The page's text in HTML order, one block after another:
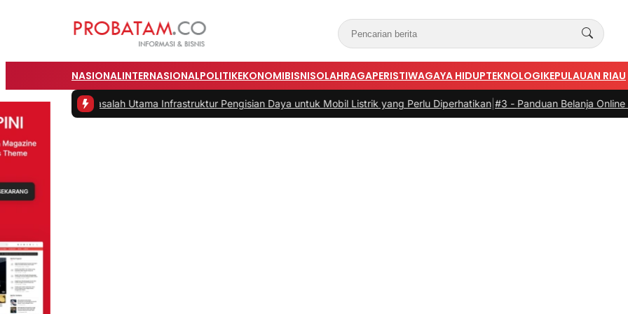
NASIONALINTERNASIONALPOLITIKEKONOMIBISNISOLAHRAGAPERISTIWAGAYA HIDUPTEKNOLOGIKEPULAUAN RIAU
|#2 -Masalah Utama Infrastruktur Pengisian Daya untuk Mobil Listrik yang Perlu Diperhatikan|#3 -Panduan Belanja Online Cerdas: